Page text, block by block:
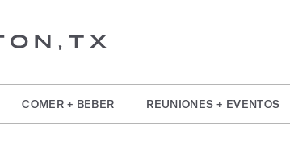
COMER + BEBER REUNIONES + EVENTOS